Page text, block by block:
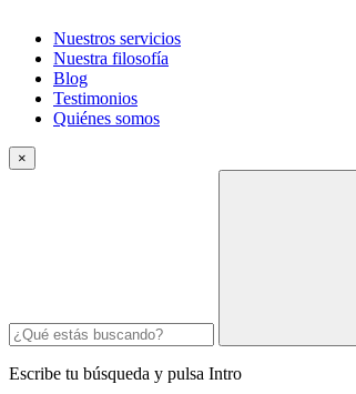
Nuestros servicios
Nuestra filosofía
Blog
Testimonios
Quiénes somos
×
Escribe tu búsqueda y pulsa Intro